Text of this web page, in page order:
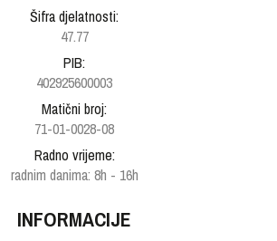
Šifra djelatnosti:
47.77
PIB:
402925600003
Matični broj:
71-01-0028-08
Radno vrijeme:
radnim danima: 8h - 16h
INFORMACIJE